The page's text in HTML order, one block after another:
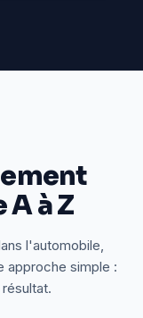
à Z
l'automobile,
approche simple :